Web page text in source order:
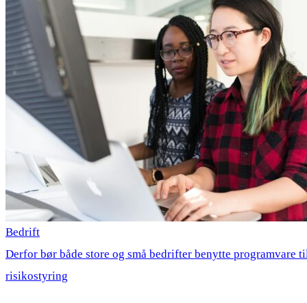
Bedrift
Derfor bør både store og små bedrifter benytte programvare
risikostyring